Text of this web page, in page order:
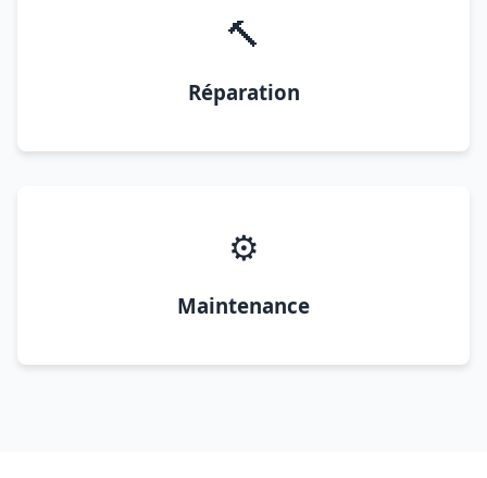
🔨
Réparation
⚙️
Maintenance